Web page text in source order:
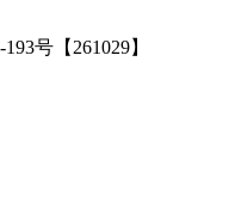
号【261029】